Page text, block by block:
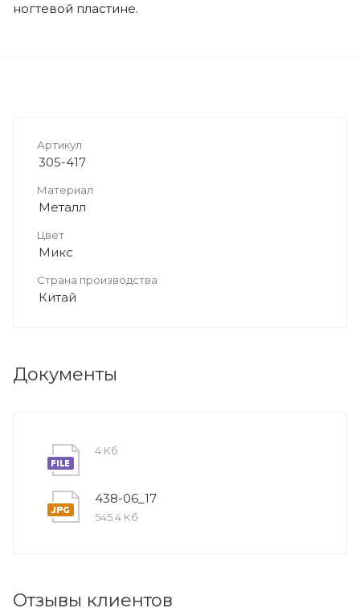
ногтевой пластине.
Артикул
305-417
Материал
Металл
Цвет
Микс
Страна производства
Китай
Документы
4 Кб
438-06_17
545.4 Кб
Отзывы клиентов